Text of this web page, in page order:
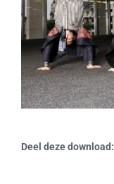
Deel deze download: